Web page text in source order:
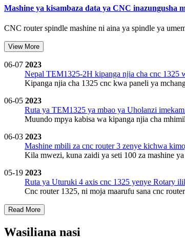
Mashine ya kisambaza data ya CNC inazungusha
CNC router spindle mashine ni aina ya spindle ya
View More
06-07 2023
Nepal TEM1325-2H kipanga njia cha cnc 1325
Kipanga njia cha 1325 cnc kwa paneli ya
06-05 2023
Ruta ya TEM1325 ya mbao ya Uholanzi
Muundo mpya kabisa wa kipanga njia cha
06-03 2023
Mashine mbili za cnc router 3 zenye kichwa
Kila mwezi, kuna zaidi ya seti 100 za mashine
05-19 2023
Ruta ya Uturuki 4 axis cnc 1325 yenye Rotary
Cnc router 1325, ni moja maarufu sana cnc
Read More
Wasiliana nasi